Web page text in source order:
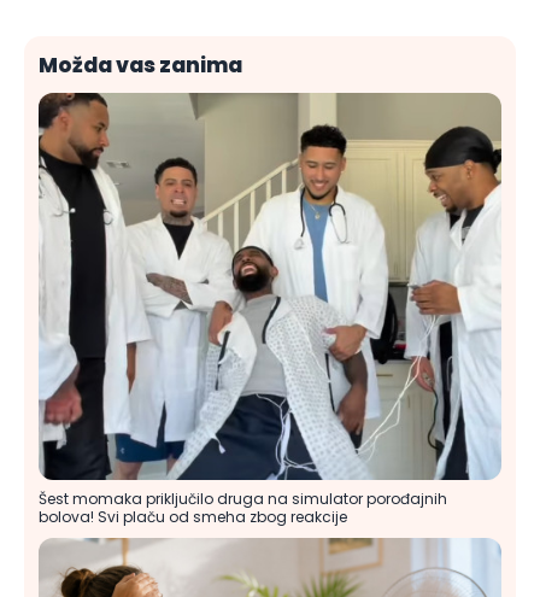
Možda vas zanima
Šest momaka priključilo druga na simulator porođajnih
bolova! Svi plaču od smeha zbog reakcije